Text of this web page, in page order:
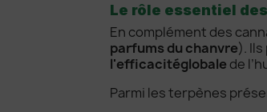
Le rôle essentiel
En complément des
parfums du chanvre).
l'efficacitéglobale de
Parmi les terpènes